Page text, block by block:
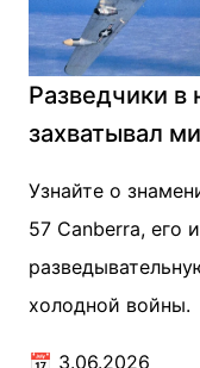
Разведчики в
захватывал
Узнайте о
57 Canberra, его
холодной войны.
📅 3.06.2026